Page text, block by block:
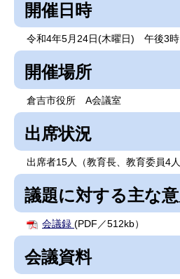
開催日時
令和4年5月24日(木曜日) 午後3時
開催場所
倉吉市役所 A会議室
出席状況
出席者15人（教育長、教育委員4人
議題に対する主な
会議録 (PDF／512kb）
会議資料